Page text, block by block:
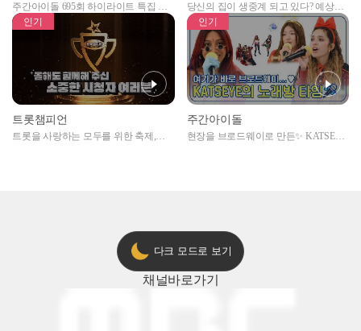
주간아이돌 695회 하이라이트 특집 남
자아이돌편 예고
당신의 집이 생중계 되고 있다? 예상치
못한 곳에서 일어나는 불법촬영 범죄!
인기
트롯챔피언
트롯을 사랑하는 모두를 위한 축제,
인기
주간아이돌
현장을 브로드웨이로 만든✨ KATSEYE
다크 모드로 보기
채널바로가기